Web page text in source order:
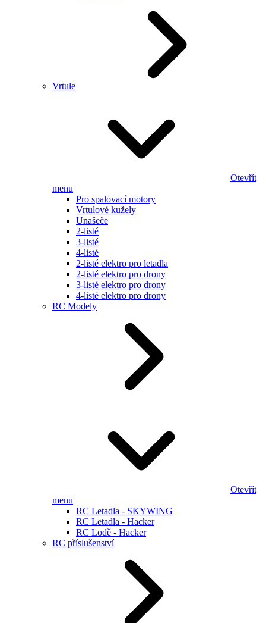
Vrtule
Otevřít
menu
Pro spalovací motory
Vrtulové kužely
Unašeče
2-listé
3-listé
4-listé
2-listé elektro pro letadla
2-listé elektro pro drony
3-listé elektro pro drony
4-listé elektro pro drony
RC Modely
Otevřít
menu
RC Letadla - SKYWING
RC Letadla - Hacker
RC Lodě - Hacker
RC příslušenství